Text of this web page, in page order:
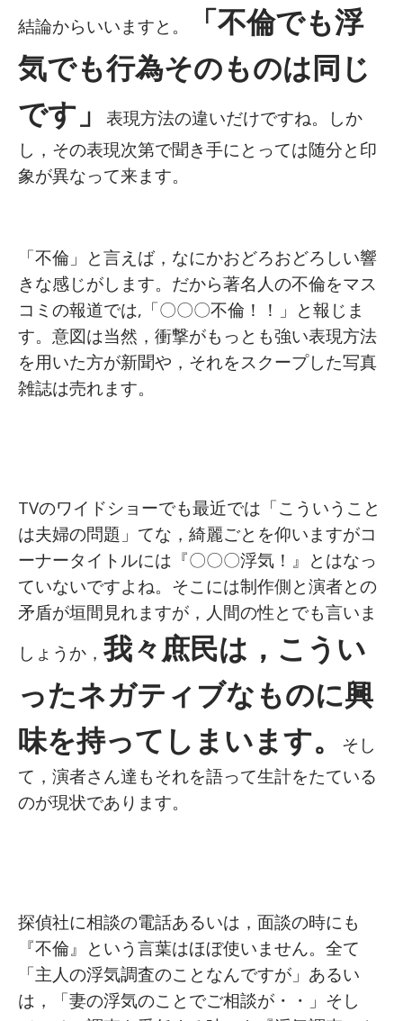
結論からいいますと。
「不倫でも浮
気でも行為そのものは同じ
です」
表現方法の違いだけですね。しか
し，その表現次第で聞き手にとっては随分と印
象が異なって来ます。
「不倫」と言えば，なにかおどろおどろしい響
きな感じがします。だから著名人の不倫をマス
コミの報道では, 「〇〇〇不倫！！」と報じま
す。意図は当然，衝撃がもっとも強い表現方法
を用いた方が新聞や，それをスクープした写真
雑誌は売れます。
TVのワイドショーでも最近では「こういうこと
は夫婦の問題」てな，綺麗ごとを仰いますがコ
ーナータイトルには『〇〇〇浮気！』とはなっ
ていないですよね。そこには制作側と演者との
矛盾が垣間見れますが，人間の性とでも言いま
しょうか， 我々庶民は，こうい
ったネガティブなものに興
味を持ってしまいます。
そし
て，演者さん達もそれを語って生計をたている
のが現状であります。
探偵社に相談の電話あるいは，面談の時にも
『不倫』という言葉はほぼ使いません。全て
「主人の浮気調査のことなんですが」あるい
は，「妻の浮気のことでご相談が・・」そし